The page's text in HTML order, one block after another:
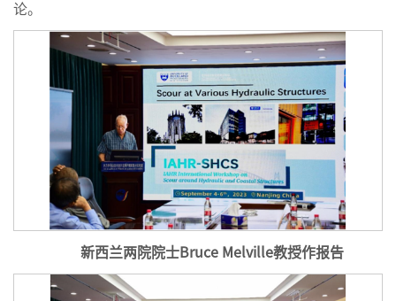
论。
新西兰两院院士Bruce Melville教授作报告